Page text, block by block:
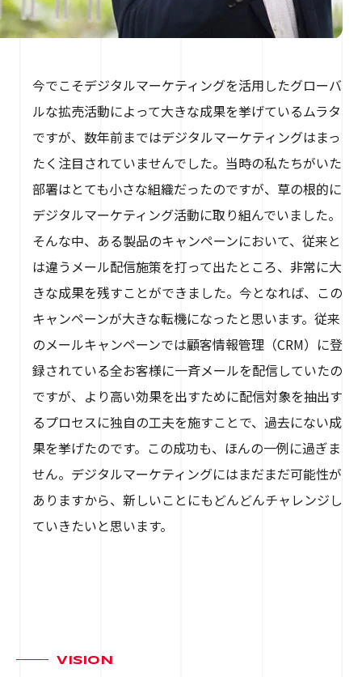
今でこそデジタルマーケティングを活用したグローバ
ルな拡売活動によって大きな成果を挙げているムラタ
ですが、数年前まではデジタルマーケティングはまっ
たく注目されていませんでした。当時の私たちがいた
部署はとても小さな組織だったのですが、草の根的に
デジタルマーケティング活動に取り組んでいました。
そんな中、ある製品のキャンペーンにおいて、従来と
は違うメール配信施策を打って出たところ、非常に大
きな成果を残すことができました。今となれば、この
キャンペーンが大きな転機になったと思います。従来
のメールキャンペーンでは顧客情報管理（CRM）に登
録されている全お客様に一斉メールを配信していたの
ですが、より高い効果を出すために配信対象を抽出す
るプロセスに独自の工夫を施すことで、過去にない成
果を挙げたのです。この成功も、ほんの一例に過ぎま
せん。デジタルマーケティングにはまだまだ可能性が
ありますから、新しいことにもどんどんチャレンジし
ていきたいと思います。
VISION